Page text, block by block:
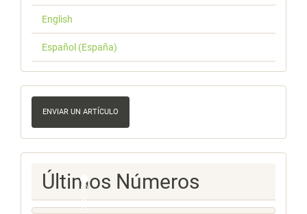
English
Español (España)
Enviar
un
artículo
ENVIAR UN ARTÍCULO
Ultimos
Numeros
Últimos Números